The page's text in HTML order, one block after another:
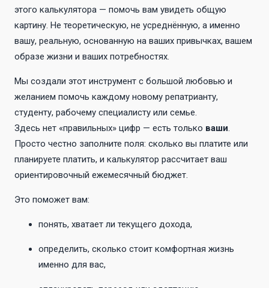
этого калькулятора — помочь вам увидеть общую
картину. Не теоретическую, не усреднённую, а именно
вашу, реальную, основанную на ваших привычках, вашем
образе жизни и ваших потребностях.
Мы создали этот инструмент с большой любовью и
желанием помочь каждому новому репатрианту,
студенту, рабочему специалисту или семье.
Здесь нет «правильных» цифр — есть только ваши
Просто честно заполните поля: сколько вы платите или
планируете платить, и калькулятор рассчитает ваш
ориентировочный ежемесячный бюджет.
Это поможет вам:
понять, хватает ли текущего дохода,
определить, сколько стоит комфортная жизнь
именно для вас,